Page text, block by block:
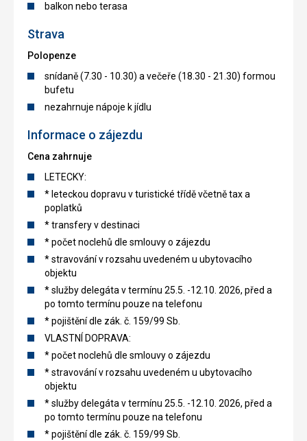
balkon nebo terasa
Strava
Polopenze
snídaně (7.30 - 10.30) a večeře (18.30 - 21.30) formou
bufetu
nezahrnuje nápoje k jídlu
Informace o zájezdu
Cena zahrnuje
LETECKY:
* leteckou dopravu v turistické třídě včetně tax a
poplatků
* transfery v destinaci
* počet noclehů dle smlouvy o zájezdu
* stravování v rozsahu uvedeném u ubytovacího
objektu
* služby delegáta v termínu 25.5. -12.10. 2026, před a
po tomto termínu pouze na telefonu
* pojištění dle zák. č. 159/99 Sb.
VLASTNÍ DOPRAVA:
* počet noclehů dle smlouvy o zájezdu
* stravování v rozsahu uvedeném u ubytovacího
objektu
* služby delegáta v termínu 25.5. -12.10. 2026, před a
po tomto termínu pouze na telefonu
* pojištění dle zák. č. 159/99 Sb.